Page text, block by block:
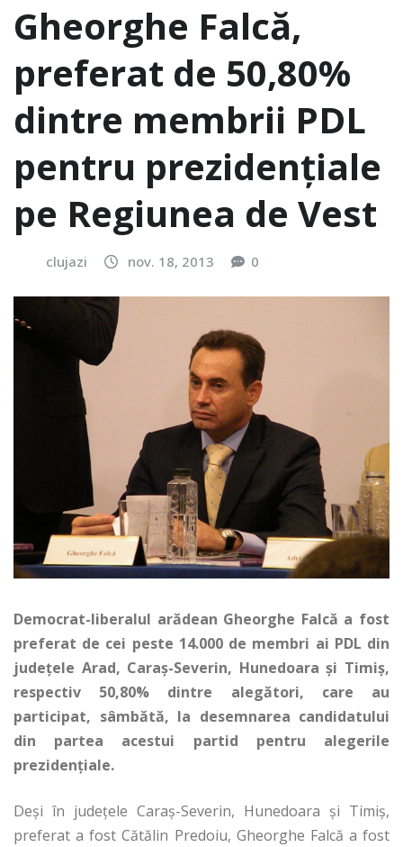
Gheorghe Falcă,
preferat de 50,80%
dintre membrii PDL
pentru prezidenţiale
pe Regiunea de Vest
clujazi nov. 18, 2013 0
Democrat-liberalul arădean Gheorghe Falcă a fost
preferat de cei peste 14.000 de membri ai PDL din
judeţele Arad, Caraş-Severin, Hunedoara şi Timiş,
respectiv 50,80% dintre alegători, care au
participat, sâmbătă, la desemnarea candidatului
din partea acestui partid pentru alegerile
prezidenţiale.
Deşi în judeţele Caraş-Severin, Hunedoara şi Timiş,
preferat a fost Cătălin Predoiu, Gheorghe Falcă a fost